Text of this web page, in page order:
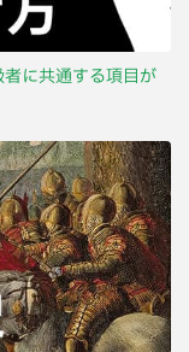
に共通する項目が